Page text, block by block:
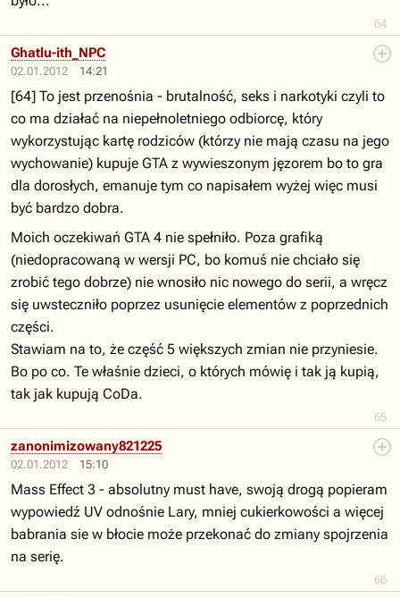
64
02.01.2012 14:21
65
Ghatlu-ith_NPC
[64] To jest przenośnia - brutalność, seks i narkotyki czyli to
co ma działać na niepełnoletniego odbiorcę, który
wykorzystując kartę rodziców (którzy nie mają czasu na jego
wychowanie) kupuje GTA z wywieszonym jęzorem bo to gra
dla dorosłych, emanuje tym co napisałem wyżej więc musi
być bardzo dobra.
Moich oczekiwań GTA 4 nie spełniło. Poza grafiką
(niedopracowaną w wersji PC, bo komuś nie chciało się
zrobić tego dobrze) nie wnosiło nic nowego do serii, a wręcz
się uwsteczniło poprzez usunięcie elementów z poprzednich
części.
Stawiam na to, że część 5 większych zmian nie przyniesie.
Bo po co. Te właśnie dzieci, o których mówię i tak ją kupią,
tak jak kupują CoDa.
02.01.2012 15:10
66
zanonimizowany821225
Mass Effect 3 - absolutny must have, swoją drogą popieram
wypowiedź UV odnośnie Lary, mniej cukierkowości a więcej
babrania sie w błocie może przekonać do zmiany spojrzenia
na serię.